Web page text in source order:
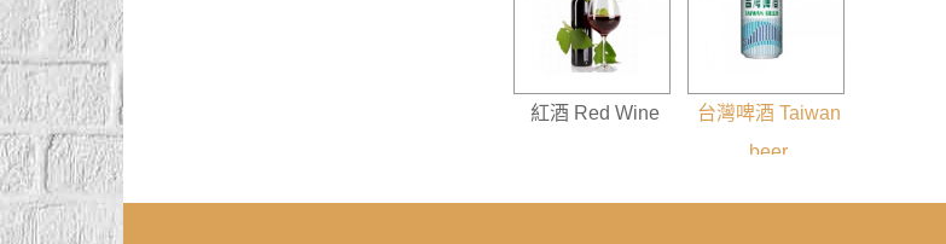
紅酒 Red Wine
台灣啤酒 Taiwan
beer